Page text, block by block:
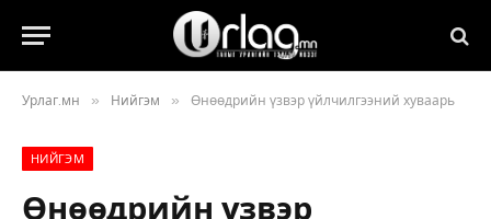
Урлаг.мн » Нийгэм » Өнөөдрийн үзвэр үйлчилгээний хуваарь
НИЙГЭМ
Өнөөдрийн үзвэр